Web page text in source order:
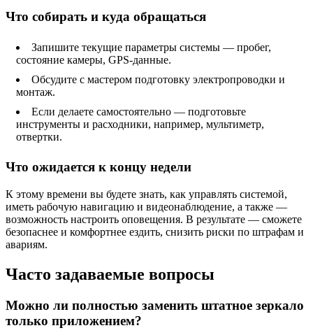
Что собирать и куда обращаться
Запишите текущие параметры системы — пробег,
состояние камеры, GPS-данные.
Обсудите с мастером подготовку электропроводки и
монтаж.
Если делаете самостоятельно — подготовьте
инструменты и расходники, например, мультиметр,
отвертки.
Что ожидается к концу недели
К этому времени вы будете знать, как управлять системой,
иметь рабочую навигацию и видеонаблюдение, а также —
возможность настроить оповещения. В результате — сможете
безопаснее и комфортнее ездить, снизить риски по штрафам и
авариям.
Часто задаваемые вопросы
Можно ли полностью заменить штатное зеркало
только приложением?